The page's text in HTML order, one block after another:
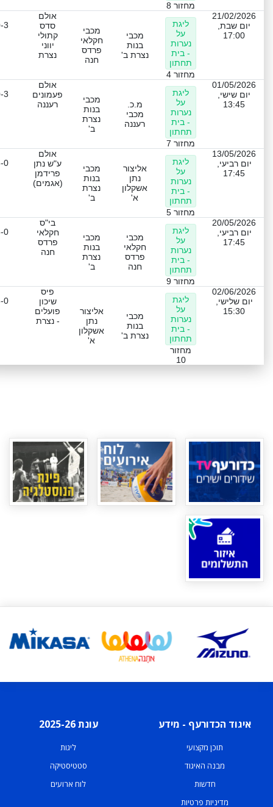
מחזור 8
21/02/2026
יום שבת,
17:00
ליגת
על
נערות
- בית
תחתון
מחזור 4
מכבי
בנות
נצרת ב'
מכבי
חקלאי
פרדס
חנה
אולם
סדס
קתולי
יווני
נצרת
3
01/05/2026
יום שישי,
13:45
ליגת
על
נערות
- בית
תחתון
מחזור 7
מ.כ.
מכבי
רעננה
מכבי
בנות
נצרת
ב'
אולם
פעמונים
רעננה
3
13/05/2026
יום רביעי,
17:45
ליגת
על
נערות
- בית
תחתון
מחזור 5
אליצור
נתן
אשקלון
א'
מכבי
בנות
נצרת
ב'
אולם
ע"ש נתן
פרידמן
(אגמים)
0
20/05/2026
יום רביעי,
17:45
ליגת
על
נערות
- בית
תחתון
מחזור 9
מכבי
חקלאי
פרדס
חנה
מכבי
בנות
נצרת
ב'
בי"ס
חקלאי
פרדס
חנה
0
02/06/2026
יום שלישי,
15:30
ליגת
על
נערות
- בית
תחתון
מחזור
10
מכבי
בנות
נצרת ב'
אליצור
נתן
אשקלון
א'
פיס
שיכון
פועלים
- נצרת
0
איגוד הכדורעף - מידע
תוכן מקצועי
מבנה האיגוד
חדשות
מדיניות פרטיות
עונת 2025-26
ליגות
סטטיסטיקה
לוח ארועים